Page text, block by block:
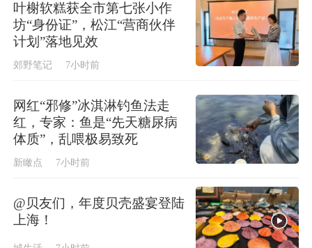
叶榭软糕获全市第七张小作
坊“身份证”，松江“营商伙伴
计划”落地见效
郊野笔记 7小时前
网红“邪修”冰淇淋钓鱼法走
红，专家：鱼是“先天糖尿病
体质”，乱喂极易致死
新瞰点 7小时前
@贝友们，年度贝壳盛宴登陆
上海！